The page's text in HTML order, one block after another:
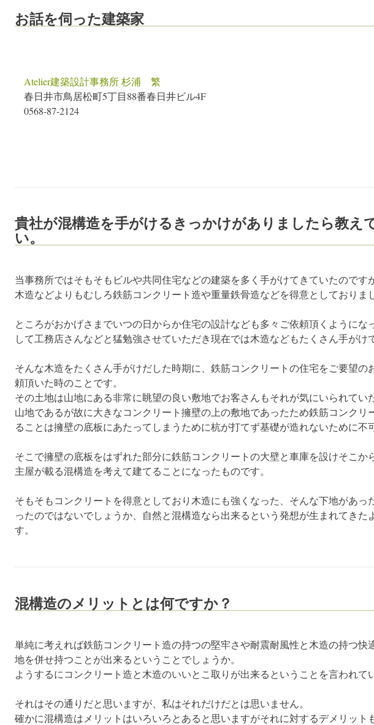
お話を伺った建築家
Atelier建築設計事務所 杉浦 繁
春日井市鳥居松町5丁目88番春日井ビル4F
0568-87-2124
貴社が混構造を手がけるきっかけがありましたら教え
い。
当事務所ではそもそもビルや共同住宅などの建築を多く手がけてきていたのです
木造などよりもむしろ鉄筋コンクリート造や重量鉄骨造などを得意としておりまし
ところがおかげさまでいつの日からか住宅の設計なども多々ご依頼頂くようにな
して工務店さんなどと猛勉強させていただき現在では木造などもたくさん手がけ
そんな木造をたくさん手がけだした時期に、鉄筋コンクリートの住宅をご要望の
頼頂いた時のことです。
その土地は山地にある非常に眺望の良い敷地でお客さんもそれが気にいられてい
山地であるが故に大きなコンクリート擁壁の上の敷地であったため鉄筋コンクリ
ることは擁壁の底板にあたってしまうために杭が打てず基礎が造れないために不
そこで擁壁の底板をはずれた部分に鉄筋コンクリートの大壁と車庫を設けそこか
主屋が載る混構造を考えて建てることになったものです。
そもそもコンクリートを得意としており木造にも強くなった、そんな下地があっ
ったのではないでしょうか、自然と混構造なら出来るという発想が生まれてきた
す。
混構造のメリットとは何ですか？
単純に考えれば鉄筋コンクリート造の持つの堅牢さや耐震耐風性と木造の持つ快
地を併せ持つことが出来るということでしょうか。
ようするにコンクリート造と木造のいいとこ取りが出来るということを言われて
それはその通りだと思いますが、私はそれだけだとは思いません。
確かに混構造はメリットはいろいろとあると思いますがそれに対するデメリット